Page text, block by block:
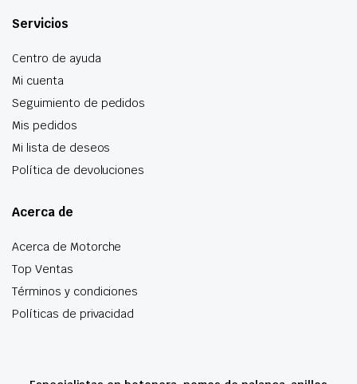
Servicios
Centro de ayuda
Mi cuenta
Seguimiento de pedidos
Mis pedidos
Mi lista de deseos
Política de devoluciones
Acerca de
Acerca de Motorche
Top Ventas
Términos y condiciones
Políticas de privacidad